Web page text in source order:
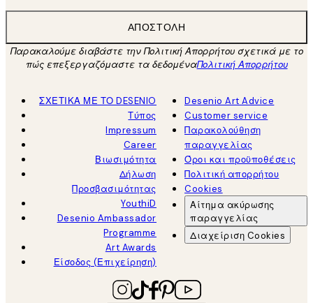
ΑΠΟΣΤΟΛΉ
Παρακαλούμε διαβάστε την Πολιτική Απορρήτου σχετικά με το
πώς επεξεργαζόμαστε τα δεδομέναΠολιτική Απορρήτου
ΣΧΕΤΙΚΑ ΜΕ ΤΟ DESENIO
Τύπος
Impressum
Career
Βιωσιμότητα
Δήλωση
Προσβασιμότητας
YouthiD
Desenio Ambassador
Programme
Art Awards
Είσοδος (Επιχείρηση)
Desenio Art Advice
Customer service
Παρακολούθηση
παραγγελίας
Όροι και προϋποθέσεις
Πολιτική απορρήτου
Cookies
Αίτημα ακύρωσης
παραγγελίας
Διαχείριση Cookies